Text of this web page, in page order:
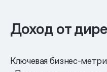
Доход от
Ключевая бизнес-